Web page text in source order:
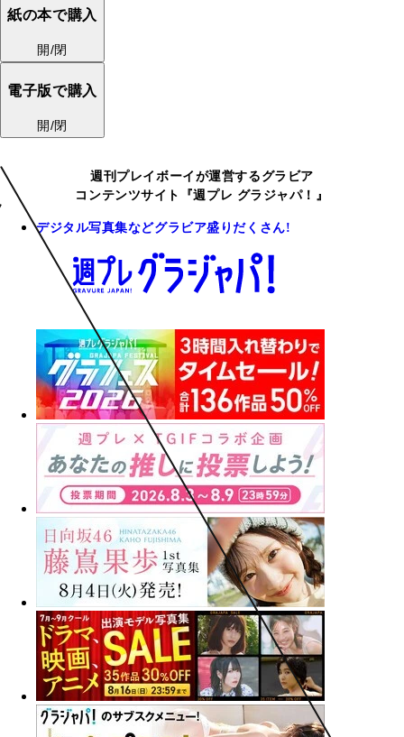
紙の本で購入
開/閉
電子版で購入
開/閉
週刊プレイボーイが運営するグラビア
コンテンツサイト『週プレ グラジャパ！』
デジタル写真集などグラビア盛りだくさん!